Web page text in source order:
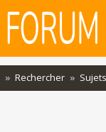
Rechercher